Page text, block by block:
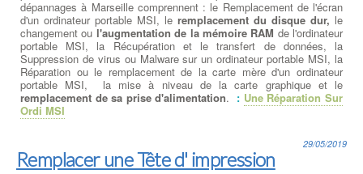
dépannages à Marseille comprennent : le Remplacement de l'écran
d'un ordinateur portable MSI, le remplacement du disque dur, le
changement ou l'augmentation de la mémoire RAM de l'ordinateur
portable MSI, la Récupération et le transfert de données, la
Suppression de virus ou Malware sur un ordinateur portable MSI, la
Réparation ou le remplacement de la carte mère d'un ordinateur
portable MSI, la mise à niveau de la carte graphique et le
remplacement de sa prise d'alimentation. : Une Réparation Sur
Ordi MSI
Remplacer une Tête d' impression
29/05/2019